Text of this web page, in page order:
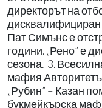
директорът на
дисквалифициран
Пат Симънс е
години. „Рено” е
сезона. 3.
мафия
„Рубин” – Казан
букмейкърска